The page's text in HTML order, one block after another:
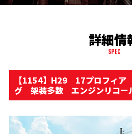
詳細情
SPEC
【1154】H29 17プロフィ
グ 架装多数 エンジンリコー